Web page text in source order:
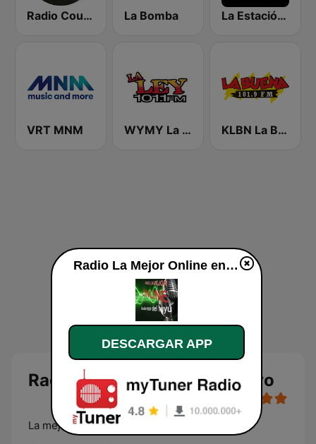
Radio Country Live La Bomba La Estación 92.1 FM
VRT MNM WYMY La Ley 101.1 FM KLBN La Buena 101.9 FM
Radio La Mejor Online en vivo
La mejor sintonia
Radio La Mejor Online en vivo
DESCARGAR APP